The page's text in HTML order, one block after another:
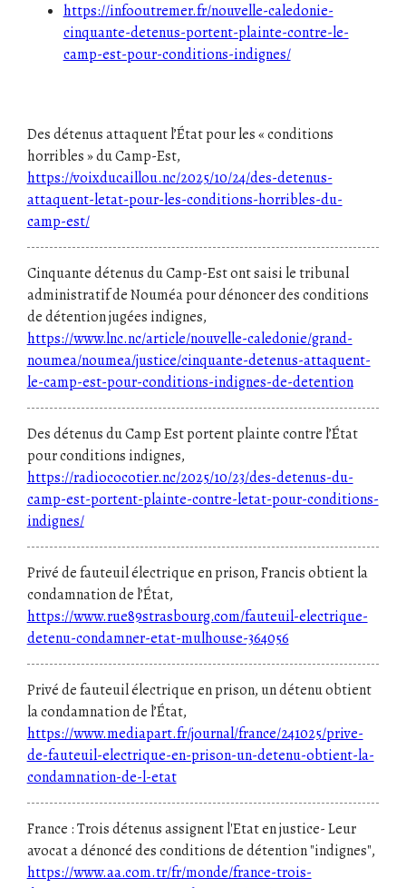
https://infooutremer.fr/nouvelle-caledonie-
cinquante-detenus-portent-plainte-contre-le-
camp-est-pour-conditions-indignes/
Des détenus attaquent l’État pour les « conditions
horribles » du Camp-Est,
https://voixducaillou.nc/2025/10/24/des-detenus-
attaquent-letat-pour-les-conditions-horribles-du-
camp-est/
Cinquante détenus du Camp-Est ont saisi le tribunal
administratif de Nouméa pour dénoncer des conditions
de détention jugées indignes,
https://www.lnc.nc/article/nouvelle-caledonie/grand-
noumea/noumea/justice/cinquante-detenus-attaquent-
le-camp-est-pour-conditions-indignes-de-detention
Des détenus du Camp Est portent plainte contre l’État
pour conditions indignes,
https://radiococotier.nc/2025/10/23/des-detenus-du-
camp-est-portent-plainte-contre-letat-pour-conditions-
indignes/
Privé de fauteuil électrique en prison, Francis obtient la
condamnation de l’État,
https://www.rue89strasbourg.com/fauteuil-electrique-
detenu-condamner-etat-mulhouse-364056
Privé de fauteuil électrique en prison, un détenu obtient
la condamnation de l’État,
https://www.mediapart.fr/journal/france/241025/prive-
de-fauteuil-electrique-en-prison-un-detenu-obtient-la-
condamnation-de-l-etat
France : Trois détenus assignent l'Etat en justice- Leur
avocat a dénoncé des conditions de détention "indignes",
https://www.aa.com.tr/fr/monde/france-trois-